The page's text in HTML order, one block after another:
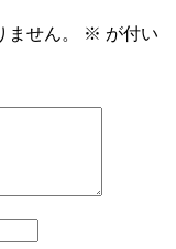
せん。 ※ が付い